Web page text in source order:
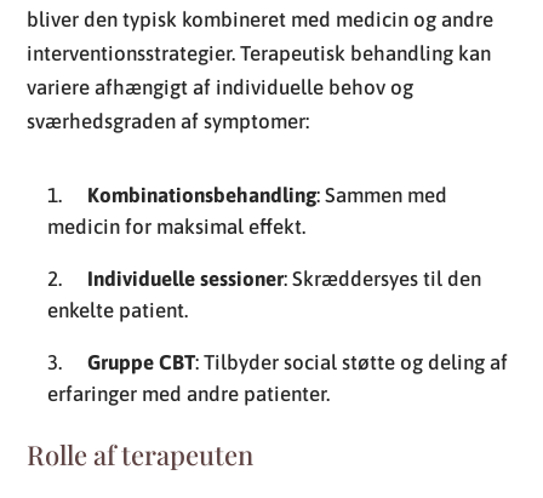
bliver den typisk kombineret med medicin og andre
interventionsstrategier. Terapeutisk behandling kan
variere afhængigt af individuelle behov og
sværhedsgraden af symptomer:
Kombinationsbehandling: Sammen med
medicin for maksimal effekt.
Individuelle sessioner: Skræddersyes til den
enkelte patient.
Gruppe CBT: Tilbyder social støtte og deling af
erfaringer med andre patienter.
Rolle af terapeuten